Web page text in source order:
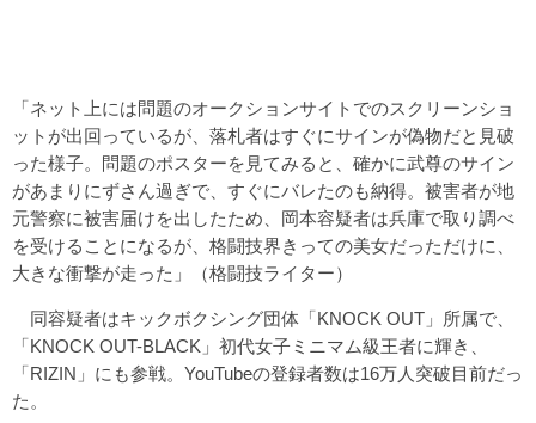
「ネット上には問題のオークションサイトでのスクリーンショ
ットが出回っているが、落札者はすぐにサインが偽物だと見破
った様子。問題のポスターを見てみると、確かに武尊のサイン
があまりにずさん過ぎで、すぐにバレたのも納得。被害者が地
元警察に被害届けを出したため、岡本容疑者は兵庫で取り調べ
を受けることになるが、格闘技界きっての美女だっただけに、
大きな衝撃が走った」（格闘技ライター）
同容疑者はキックボクシング団体「KNOCK OUT」所属で、
「KNOCK OUT-BLACK」初代女子ミニマム級王者に輝き、
「RIZIN」にも参戦。YouTubeの登録者数は16万人突破目前だっ
た。